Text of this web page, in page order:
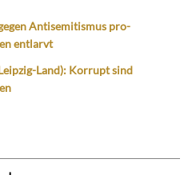
Antisemitismus pro-
entlarvt
Land): Korrupt sind